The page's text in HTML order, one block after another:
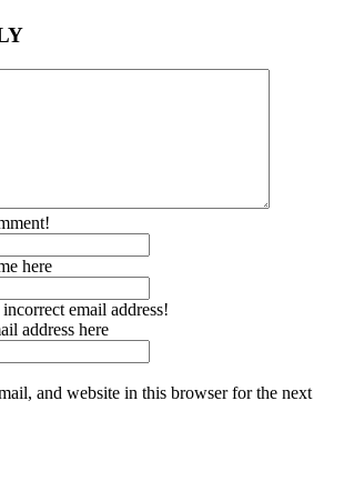
here
email address!
address here
and website in this browser for the next